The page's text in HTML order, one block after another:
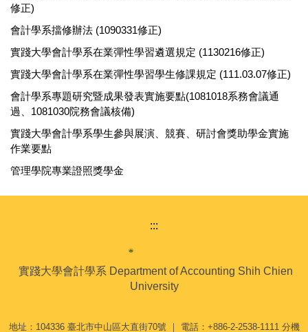
修正)
會計學系擋修辦法 (1090331修正)
實踐大學會計學系在業彈性學習遴選規定 (1130216修正)
實踐大學會計學系在業彈性學習學生修課規定 (111.03.07修正)
會計學系專題研究暨成果發表實施要點(1081018系務會議通
過、1081030院務會議核備)
實踐大學會計學系學生參與展演、競賽、研討會獎助學金實施
作業要點
管理學院專業證照獎學金
:::
實踐大學會計學系 Department of Accounting Shih Chien
University
地址：104336 臺北市中山區大直街70號 ｜ 電話：+886-2-2538-1111 分機